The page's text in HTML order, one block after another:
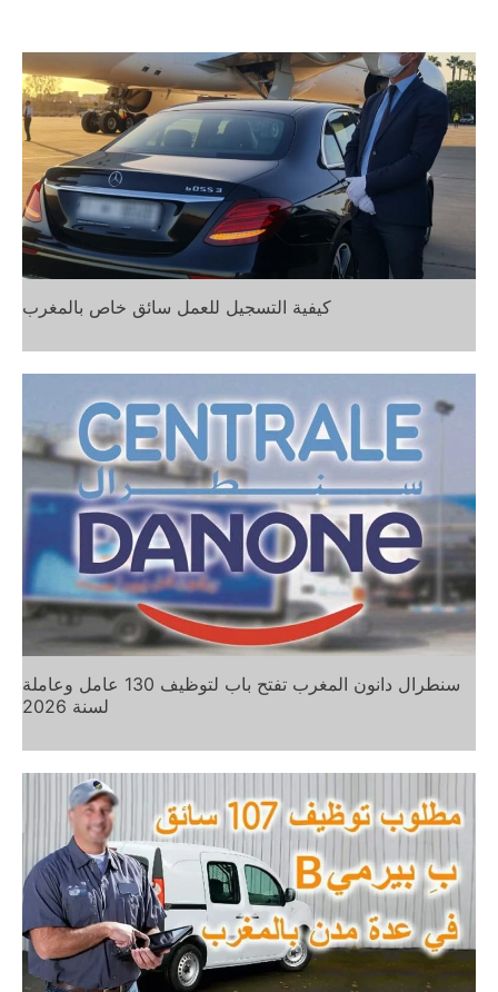
:
كيفية التسجيل للعمل سائق خاص بالمغرب
سنطرال دانون المغرب تفتح باب لتوظيف 130 عامل وعاملة
لسنة 2026